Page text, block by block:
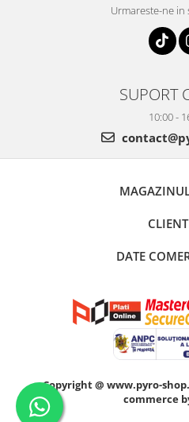
Urmareste-ne in
SUPORT
10:00 -
DATE
Copyright @ www.pyro-
commerce